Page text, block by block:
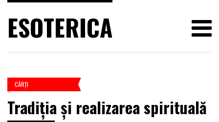
ESOTERICA
CĂRŢI
Tradiția și realizarea spirituală